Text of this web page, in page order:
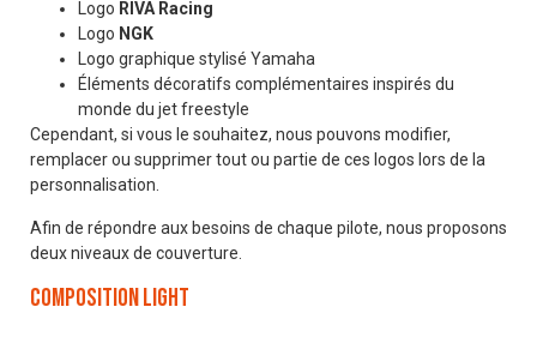
Logo RIVA Racing
Logo NGK
Logo graphique stylisé Yamaha
Éléments décoratifs complémentaires inspirés du
monde du jet freestyle
Cependant, si vous le souhaitez, nous pouvons modifier,
remplacer ou supprimer tout ou partie de ces logos lors de la
personnalisation.
Afin de répondre aux besoins de chaque pilote, nous proposons
deux niveaux de couverture.
Composition Light